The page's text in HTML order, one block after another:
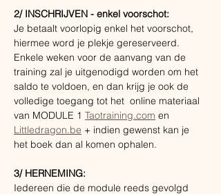
2/ INSCHRIJVEN - enkel voorschot:
Je betaalt voorlopig enkel het voorschot,
hiermee word je plekje gereserveerd.
Enkele weken voor de aanvang van de
training zal je uitgenodigd worden om het
saldo te voldoen, en dan krijg je ook de
volledige toegang tot het  online materiaal
van MODULE 1 Taotraining.com en
Littledragon.be + indien gewenst kan je
het boek dan al komen ophalen.
3/ HERNEMING:
Iedereen die de module reeds gevolgd